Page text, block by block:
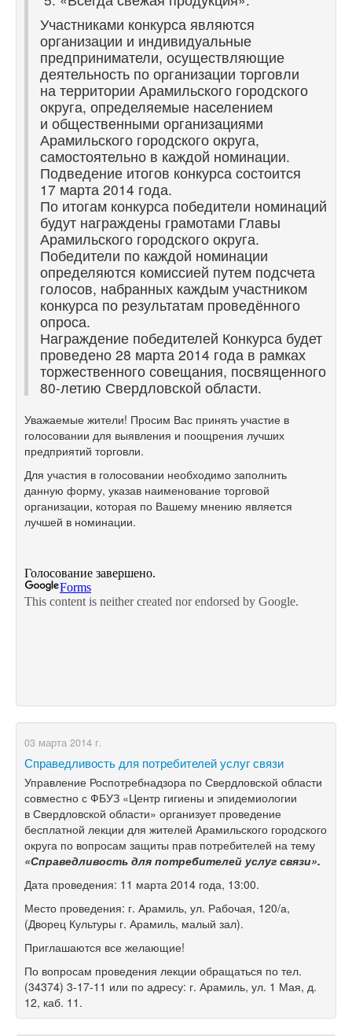
Участниками конкурса являются
организации и индивидуальные
предприниматели, осуществляющие
деятельность по организации торговли
на территории Арамильского городского
округа, определяемые населением
и общественными организациями
Арамильского городского округа,
самостоятельно в каждой номинации.
Подведение итогов конкурса состоится
17 марта 2014 года.
По итогам конкурса победители номинаций
будут награждены грамотами Главы
Арамильского городского округа.
Победители по каждой номинации
определяются комиссией путем подсчета
голосов, набранных каждым участником
конкурса по результатам проведённого
опроса.
Награждение победителей Конкурса будет
проведено 28 марта 2014 года в рамках
торжественного совещания, посвященного
80-летию Свердловской области.
Уважаемые жители! Просим Вас принять участие в
голосовании для выявления и поощрения лучших
предприятий торговли.
Для участия в голосовании необходимо заполнить
данную форму, указав наименование торговой
организации, которая по Вашему мнению является
лучшей в номинации.
03 марта 2014 г.
Справедливость для потребителей услуг связи
Управление Роспотребнадзора по Свердловской области
совместно с ФБУЗ «Центр гигиены и эпидемиологии
в Свердловской области» организует проведение
бесплатной лекции для жителей Арамильского городского
округа по вопросам защиты прав потребителей на тему
«Справедливость для потребителей услуг связи».
Дата проведения: 11 марта 2014 года, 13:00.
Место проведения: г. Арамиль, ул. Рабочая, 120/а,
(Дворец Культуры г. Арамиль, малый зал).
Приглашаются все желающие!
По вопросам проведения лекции обращаться по тел.
(34374) 3-17-11 или по адресу: г. Арамиль, ул. 1 Мая, д.
12, каб. 11.